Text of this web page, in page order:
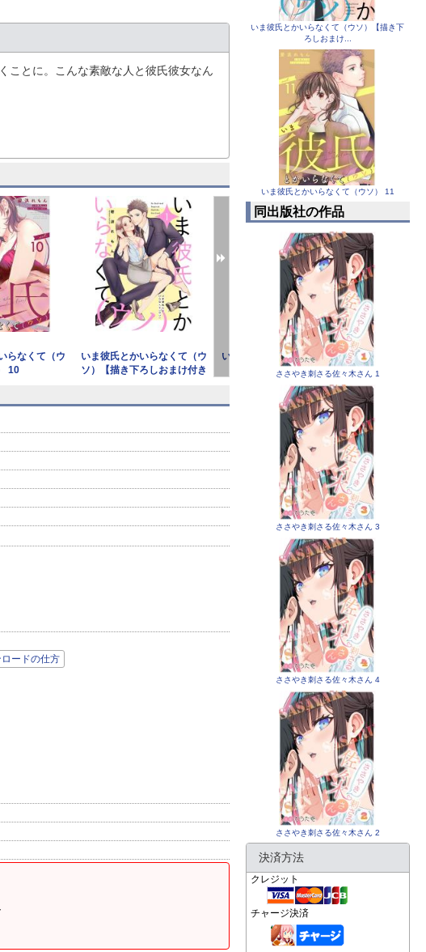
ことに。こんな素敵な人と彼氏彼女なん
らなくて（ウ
10
いま彼氏とかいらなくて（ウ
ソ）【描き下ろしおまけ付き
いま彼氏とかいらなくて（ウ
ソ） 9
いま彼氏とか
ードの仕方
いま彼氏とかいらなくて（ウソ）【描き下
ろしおまけ...
いま彼氏とかいらなくて（ウソ） 11
同出版社の作品
ささやき刺さる佐々木さん 1
ささやき刺さる佐々木さん 3
ささやき刺さる佐々木さん 4
ささやき刺さる佐々木さん 2
決済方法
クレジット
チャージ決済